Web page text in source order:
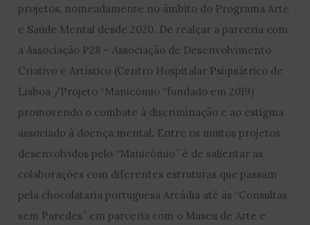
projetos, nomeadamente no âmbito do Programa Arte
e Saúde Mental desde 2020. De realçar a parceria com
a Associação P28 – Associação de Desenvolvimento
Criativo e Artístico (Centro Hospitalar Psiquiátrico de
Lisboa /Projeto “Manicómio “fundado em 2019)
promovendo o combate à discriminação e ao estigma
associado à doença mental. Entre os muitos projetos
desenvolvidos pelo “Manicómio” é de salientar as
colaborações com diferentes estruturas que passam
pela chocolataria portuguesa Arcádia até às “Consultas
sem Paredes” em parceria com o Museu de Arte e